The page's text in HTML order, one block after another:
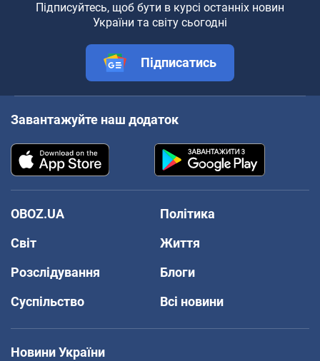
Підписуйтесь, щоб бути в курсі останніх новин
України та світу сьогодні
Підписатись
Завантажуйте наш додаток
OBOZ.UA
Політика
Світ
Життя
Розслідування
Блоги
Суспільство
Всі новини
Новини України